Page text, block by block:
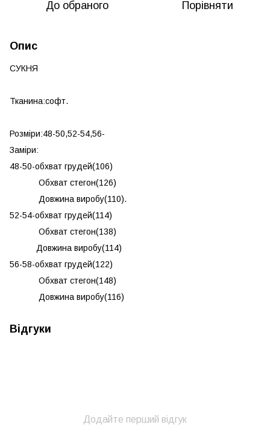
До обраного Порівняти
Опис
СУКНЯ
Тканина:софт.
Розміри:48-50,52-54,56-
Заміри:
48-50-обхват грудей(106)
Обхват стегон(126)
Довжина виробу(110).
52-54-обхват грудей(114)
Обхват стегон(138)
Довжина виробу(114)
56-58-обхват грудей(122)
Обхват стегон(148)
Довжина виробу(116)
Відгуки
Додайте перший відгук